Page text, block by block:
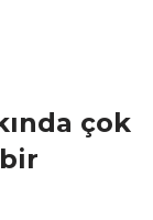
çok